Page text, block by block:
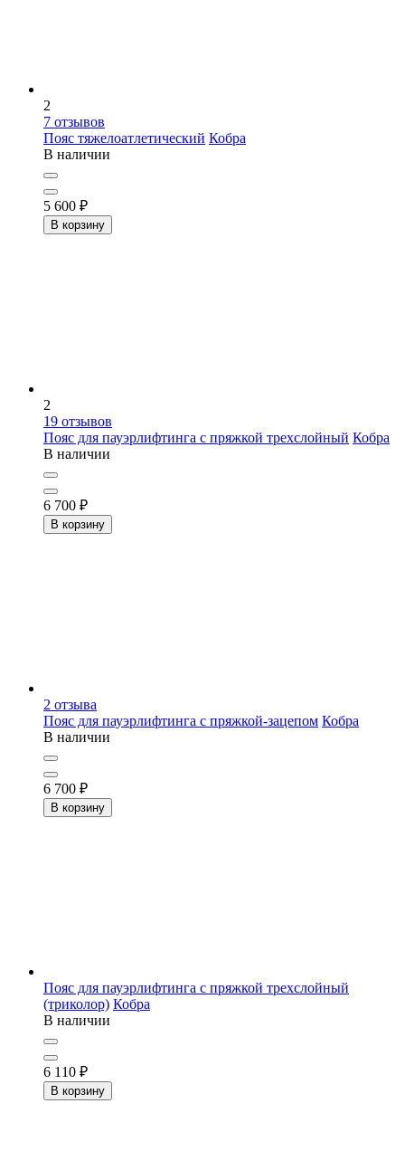
2
7 отзывов
Пояс тяжелоатлетический Кобра
В наличии
5 600 ₽
В корзину
2
19 отзывов
Пояс для пауэрлифтинга с пряжкой трехслойный Кобра
В наличии
6 700 ₽
В корзину
2 отзыва
Пояс для пауэрлифтинга с пряжкой-зацепом Кобра
В наличии
6 700 ₽
В корзину
Пояс для пауэрлифтинга с пряжкой трехслойный
(триколор) Кобра
В наличии
6 110 ₽
В корзину